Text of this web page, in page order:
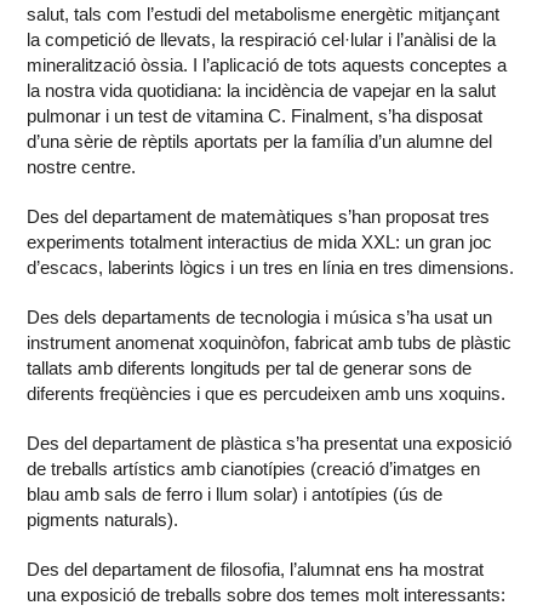
salut, tals com l’estudi del metabolisme energètic mitjançant
la competició de llevats, la respiració cel·lular i l’anàlisi de la
mineralització òssia. I l’aplicació de tots aquests conceptes a
la nostra vida quotidiana: la incidència de vapejar en la salut
pulmonar i un test de vitamina C. Finalment, s’ha disposat
d’una sèrie de rèptils aportats per la família d’un alumne del
nostre centre.
Des del departament de matemàtiques s’han proposat tres
experiments totalment interactius de mida XXL: un gran joc
d’escacs, laberints lògics i un tres en línia en tres dimensions.
Des dels departaments de tecnologia i música s’ha usat un
instrument anomenat xoquinòfon, fabricat amb tubs de plàstic
tallats amb diferents longituds per tal de generar sons de
diferents freqüències i que es percudeixen amb uns xoquins.
Des del departament de plàstica s’ha presentat una exposició
de treballs artístics amb cianotípies (creació d’imatges en
blau amb sals de ferro i llum solar) i antotípies (ús de
pigments naturals).
Des del departament de filosofia, l’alumnat ens ha mostrat
una exposició de treballs sobre dos temes molt interessants: